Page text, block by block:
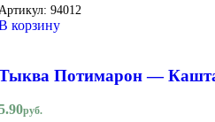
94012
корзину
Потимарон —
руб.